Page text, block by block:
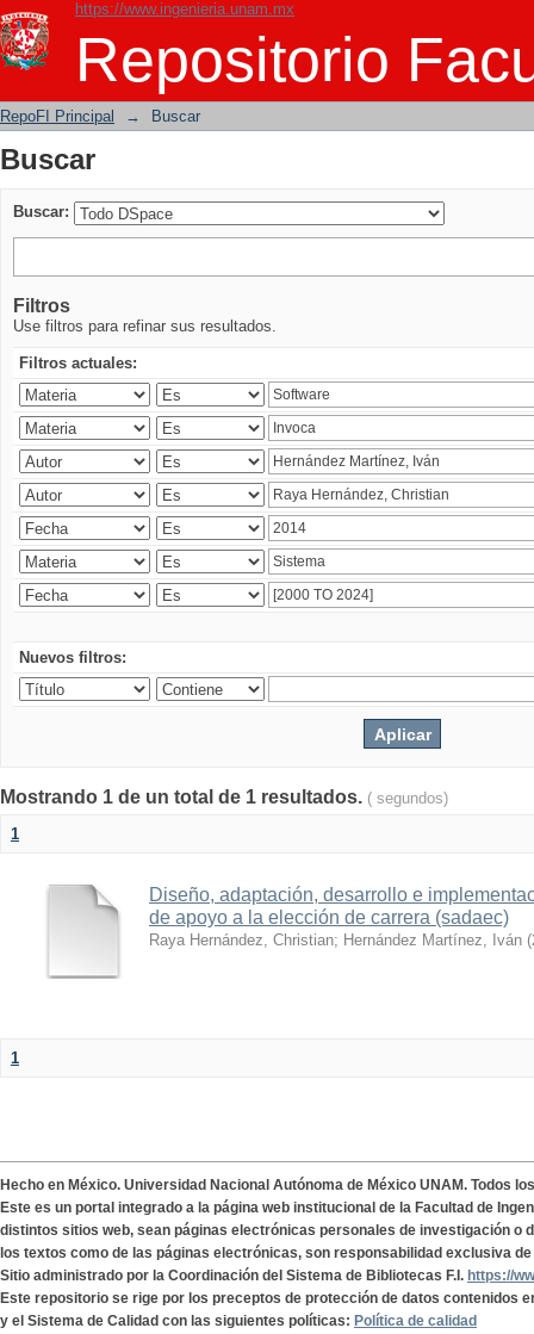
https://www.ingenieria.unam.mx
Repositorio
Buscar
RepoFI Principal → Buscar
Buscar
Buscar:
Filtros
Use filtros para refinar sus resultados.
Filtros actuales:
Nuevos filtros:
Mostrando 1 de un total de 1 resultados. ( segundos)
1
Diseño, adaptación, desarrollo e
de apoyo a la elección de carrera (sadaec)
Raya Hernández, Christian; Hernández Martínez, Iván (
1
Hecho en México. Universidad Nacional Autónoma de México UNAM. Todos
Este es un portal integrado a la página web institucional de la Facultad de
distintos sitios web, sean páginas electrónicas personales de investigación o
los textos como de las páginas electrónicas, son responsabilidad exclusiva
Sitio administrado por la Coordinación del Sistema de Bibliotecas F.I. https://
Este repositorio se rige por los preceptos de protección de datos contenidos
y el Sistema de Calidad con las siguientes políticas: Política de calidad